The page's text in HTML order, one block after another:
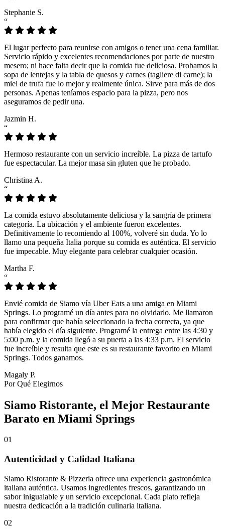
Stephanie S.
“
El lugar perfecto para reunirse con amigos o tener una cena familiar.
Servicio rápido y excelentes recomendaciones por parte de nuestro
mesero; ni hace falta decir que la comida fue deliciosa. Probamos la
sopa de lentejas y la tabla de quesos y carnes (tagliere di carne); la
miel de trufa fue lo mejor y realmente única. Sirve para más de dos
personas. Apenas teníamos espacio para la pizza, pero nos
aseguramos de pedir una.
Jazmin H.
“
Hermoso restaurante con un servicio increíble. La pizza de tartufo
fue espectacular. La mejor masa sin gluten que he probado.
Christina A.
“
La comida estuvo absolutamente deliciosa y la sangría de primera
categoría. La ubicación y el ambiente fueron excelentes.
Definitivamente lo recomiendo al 100%, volveré sin duda. Yo lo
llamo una pequeña Italia porque su comida es auténtica. El servicio
fue impecable. Muy elegante para celebrar cualquier ocasión.
Martha F.
“
Envié comida de Siamo vía Uber Eats a una amiga en Miami
Springs. Lo programé un día antes para no olvidarlo. Me llamaron
para confirmar que había seleccionado la fecha correcta, ya que
había elegido el día siguiente. Programé la entrega entre las 4:30 y
5:00 p.m. y la comida llegó a su puerta a las 4:33 p.m. El servicio
fue increíble y resulta que este es su restaurante favorito en Miami
Springs. Todos ganamos.
Magaly P.
Por Qué Elegirnos
Siamo Ristorante, el Mejor Restaurante
Barato en Miami Springs
01
Autenticidad y Calidad Italiana
Siamo Ristorante & Pizzeria ofrece una experiencia gastronómica
italiana auténtica. Usamos ingredientes frescos, garantizando un
sabor inigualable y un servicio excepcional. Cada plato refleja
nuestra dedicación a la tradición culinaria italiana.
02